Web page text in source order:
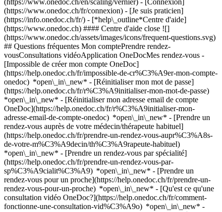
(https://www.onedoc.ch/en/scaling/vernier) - [Connexion]
(https://www.onedoc.ch/fr/connexion) - [Je suis praticien]
(https://info.onedoc.ch/fr/) - [*help\_outline*Centre d'aide]
(https://www.onedoc.ch) #### Centre d'aide close ![]
(https://www.onedoc.ch/assets/images/icons/frequent-questions.svg)
## Questions fréquentes Mon comptePrendre rendez-
vousConsultations vidéoApplication OneDocMes rendez-vous -
[Impossible de créer mon compte OneDoc]
(https://help.onedoc.ch/fr/impossible-de-cr%C3%A9er-mon-compte-
onedoc) *open\_in\_new* - [Réinitialiser mon mot de passe]
(https://help.onedoc.ch/fr/r%C3%A9initialiser-mon-mot-de-passe)
*open\_in\_new* - [Réinitialiser mon adresse email de compte
OneDoc](https://help.onedoc.ch/fr/r%C3%A9initialiser-mon-
adresse-email-de-compte-onedoc) *open\_in\_new* - [Prendre un
rendez-vous auprès de votre médecin/thérapeute habituel]
(https://help.onedoc.ch/fr/prendre-un-rendez-vous-aupr%C3%A8s-
de-votre-m%C3%A9decin/th%C3%A9rapeute-habituel)
*open\_in\_new* - [Prendre un rendez-vous par spécialité]
(https://help.onedoc.ch/fr/prendre-un-rendez-vous-par-
sp%C3%A9cialit%C3%A9) *open\_in\_new* - [Prendre un
rendez-vous pour un proche](https://help.onedoc.ch/fr/prendre-un-
rendez-vous-pour-un-proche) *open\_in\_new* - [Qu'est ce qu'une
consultation vidéo OneDoc?](https://help.onedoc.ch/fr/comment-
fonctionne-une-consultation-vid%C3%A9o) *open\_in\_new* -